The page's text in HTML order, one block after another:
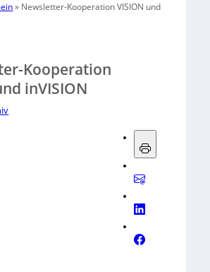
» Newsletter-Kooperation VISION und
Kooperation
inVISION